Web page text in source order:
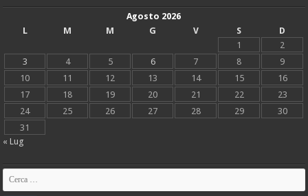
Agosto 2026
L
M M G V S
D
1
2
3
4 5 6 7 8
9
10
11 12 13 14 15
16
17
18 19 20 21 22
23
24
25 26 27 28 29
30
31
« Lug